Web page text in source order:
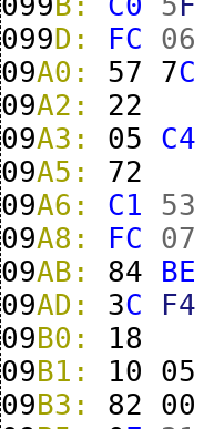
099D: FC 06
09A0: 57 7C
09A2: 22
09A3: 05 C4
09A5: 72
09A6: C1 53
09A8: FC 07
09AB: 84 BE
09AD: 3C F4
09B0: 18
09B1: 10 05
09B3: 82 00